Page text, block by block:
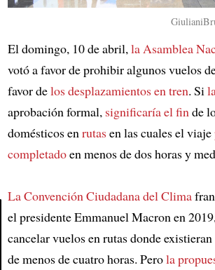
Article
El domingo, 10 de abril, la Asamblea
votó a favor de prohibir algunos vuelos
favor delos desplazamientos en tren. Si
aprobación formal, significaríael fin de
domésticos en rutasen las cuales el viaje
completadoen menos de dos horas y
La Convención Ciudadana del Clima
el presidente Emmanuel Macron en
cancelar vuelos en rutas donde existieran
de menos de cuatro horas. Perola